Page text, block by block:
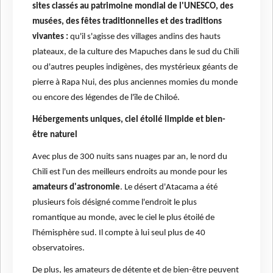
sites classés au patrimoine mondial de l'UNESCO, des
musées, des fêtes traditionnelles et des traditions
vivantes : qu'il s'agisse des villages andins des hauts
plateaux, de la culture des Mapuches dans le sud du Chili
ou d'autres peuples indigènes, des mystérieux géants de
pierre à Rapa Nui, des plus anciennes momies du monde
ou encore des légendes de l'île de Chiloé.
Hébergements uniques, ciel étoilé limpide et bien-
être naturel
Avec plus de 300 nuits sans nuages par an, le nord du
Chili est l'un des meilleurs endroits au monde pour les
amateurs d'astronomie. Le désert d'Atacama a été
plusieurs fois désigné comme l'endroit le plus
romantique au monde, avec le ciel le plus étoilé de
l'hémisphère sud. Il compte à lui seul plus de 40
observatoires.
De plus, les amateurs de détente et de bien-être peuvent